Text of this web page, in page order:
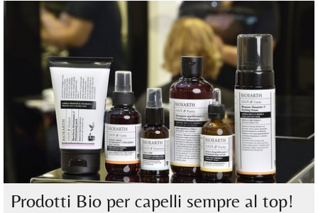
Prodotti Bio per capelli sempre al top!